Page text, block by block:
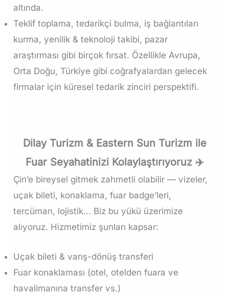
altında.
Teklif toplama, tedarikçi bulma, iş bağlantıları
kurma, yenilik & teknoloji takibi, pazar
araştırması gibi birçok fırsat. Özellikle Avrupa,
Orta Doğu, Türkiye gibi coğrafyalardan gelecek
firmalar için küresel tedarik zinciri perspektifi.
Dilay Turizm & Eastern Sun Turizm ile
Fuar Seyahatinizi Kolaylaştırıyoruz ✈️
Çin’e bireysel gitmek zahmetli olabilir — vizeler,
uçak bileti, konaklama, fuar badge’leri,
tercüman, lojistik… Biz bu yükü üzerimize
alıyoruz. Hizmetimiz şunları kapsar:
Uçak bileti & varış-dönüş transferi
Fuar konaklaması (otel, otelden fuara ve
havalimanına transfer vs.)